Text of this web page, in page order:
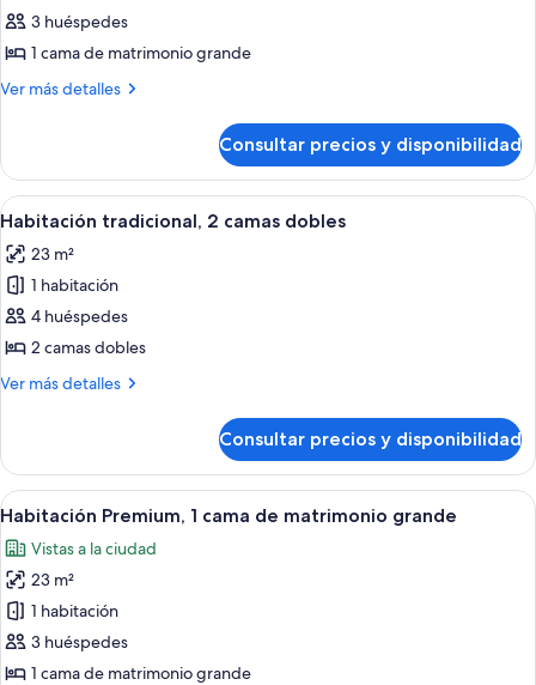
de
Habitación
tradicional,
de
matrimonio
grande
3 huéspedes
1 cama de matrimonio grande
Ver más detalles
Más
tradicional,
cama
matrimonio
grande
Consultar precios y disponibilidad
Abrir
todas
las
fotos
de
Habitación
tradicional,
dobles
Habitación de hotel con una cama
5
Habitación tradicional, 2 camas dobles
23 m²
1 habitación
4 huéspedes
2 camas dobles
Ver más detalles
Más
tradicional,
camas
Consultar precios y disponibilidad
Abrir
todas
las
fotos
de
Habitación
Premium,
Habitación de hotel con una cama
7
Habitación Premium, 1 cama de matrimonio grande
Vistas a la ciudad
23 m²
1 habitación
3 huéspedes
1 cama de matrimonio grande